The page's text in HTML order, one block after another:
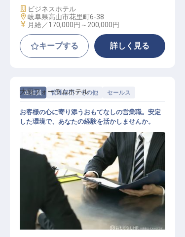
施設業態
ビジネスホテル
勤務地
岐阜県高山市花里町6-38
給与
月給／170,000円～ 200,000円
キープする 詳しく見る
正社員 管理部門・その他 セールス
大垣フォーラムホテル
お客様の心に寄り添うおもてなしの営業職。安定
した環境で、あなたの経験を活かしませんか。